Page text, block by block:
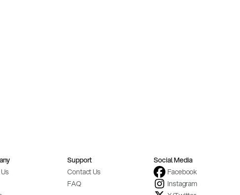
Support
Contact Us
FAQ
Social Media
Facebook
Instagram